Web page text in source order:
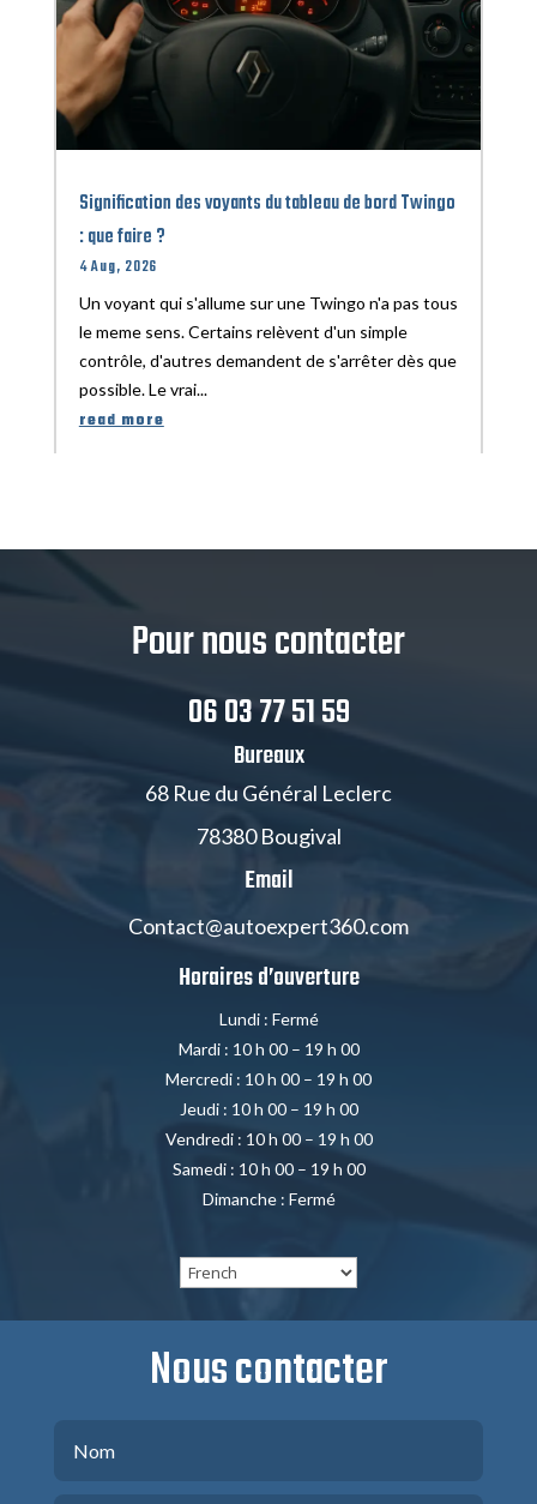
Signification des voyants du tableau de bord Twingo
: que faire ?
4 Aug, 2026
Un voyant qui s'allume sur une Twingo n'a pas tous
le meme sens. Certains relèvent d'un simple
contrôle, d'autres demandent de s'arrêter dès que
possible. Le vrai...
read more
Pour nous contacter
06 03 77 51 59
Bureaux
68 Rue du Général Leclerc
78380 Bougival
Email
Contact@autoexpert360.com
Horaires d’ouverture
Lundi : Fermé
Mardi : 10 h 00 – 19 h 00
Mercredi : 10 h 00 – 19 h 00
Jeudi : 10 h 00 – 19 h 00
Vendredi : 10 h 00 – 19 h 00
Samedi : 10 h 00 – 19 h 00
Dimanche : Fermé
Nous contacter